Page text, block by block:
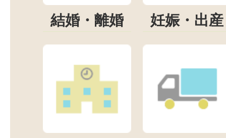
結婚・離婚 妊娠・出産